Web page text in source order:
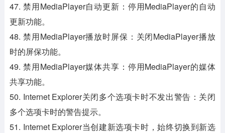
47. 禁用MediaPlayer自动更新：停用MediaPlayer的自动
更新功能。
48. 禁用MediaPlayer播放时屏保：关闭MediaPlayer播放
时的屏保功能。
49. 禁用MediaPlayer媒体共享：停用MediaPlayer的媒体
共享功能。
50. Internet Explorer关闭多个选项卡时不发出警告：关闭
多个选项卡时的警告提示。
51. Internet Explorer当创建新选项卡时，始终切换到新选